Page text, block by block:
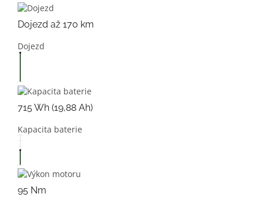
Dojezd až 170 km
Dojezd
715 Wh (19,88 Ah)
Kapacita baterie
95 Nm